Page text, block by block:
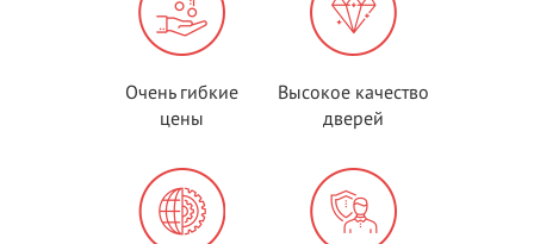
Очень гибкие
цены
Высокое качество
дверей